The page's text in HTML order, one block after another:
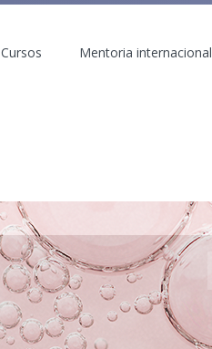
Cursos Mentoria internacional